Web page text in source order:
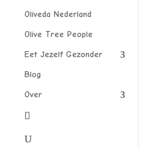
Oliveda Nederland
Olive Tree People
Eet Jezelf Gezonder
Blog
Over